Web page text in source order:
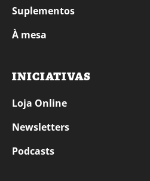
Suplementos
À mesa
INICIATIVAS
Loja Online
Newsletters
Podcasts